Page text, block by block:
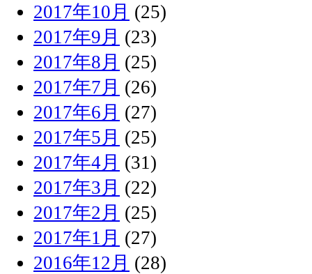
2017年10月 (25)
2017年9月 (23)
2017年8月 (25)
2017年7月 (26)
2017年6月 (27)
2017年5月 (25)
2017年4月 (31)
2017年3月 (22)
2017年2月 (25)
2017年1月 (27)
2016年12月 (28)